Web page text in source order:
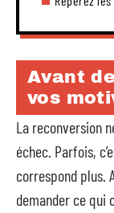
Avant
vos
La reconversion
échec. Parfois,
correspond plus.
demander ce qui